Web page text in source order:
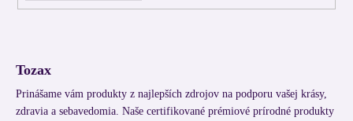
Tozax
Prinášame vám produkty z najlepších zdrojov na podporu vašej krásy,
zdravia a sebavedomia. Naše certifikované prémiové prírodné produkty